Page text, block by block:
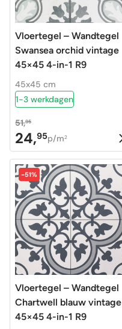
Vloertegel – Wandtegel
Swansea orchid vintage
45×45 4-in-1 R9
45x45 cm
1-3 werkdagen
51,95
Oorspronkelijke
prijs
was:
51,95.
24,95
Huidige
prijs
is:
24,95.
p/m2
-51%
Vloertegel – Wandtegel
Chartwell blauw vintage
45×45 4-in-1 R9